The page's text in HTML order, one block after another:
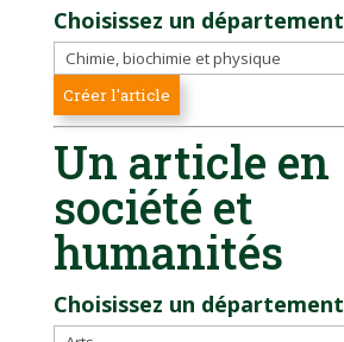
Choisissez un département
Un article en
société et
humanités
Choisissez un département